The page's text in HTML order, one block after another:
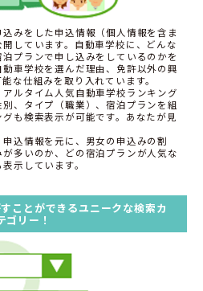
みをした申込情報（個人情報を含ま
しています。自動車学校に、どんな
プランで申し込みをしているのかを
車学校を選んだ理由、免許以外の興
な仕組みを取り入れています。
ルタイム人気自動車学校ランキング
、タイプ（職業）、宿泊プランを組
も検索表示が可能です。あなたが見
込情報を元に、男女の申込みの割
多いのか、どの宿泊プランが人気な
示しています。
ことができるユニークな検索カ
ゴリー！